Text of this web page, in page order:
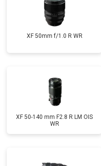
XF 50mm f/1.0 R WR
XF 50-140 mm F2.8 R LM OIS
WR